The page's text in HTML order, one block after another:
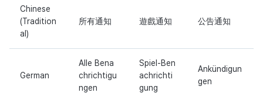
Chinese
(Tradition
al)
所有通知 遊戲通知 公告通知
German
Alle Bena
chrichtigu
ngen
Spiel-Ben
achrichti
gung
Ankündigun
gen